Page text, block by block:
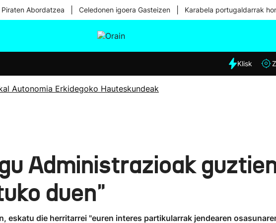
Abordatzea Celedonen igoera Gasteizen Karabela portugaldarrak
Eguraldia
Klisk
Autonomia Erkidegoko Hauteskundeak
Administrazioak
duen"
eskatu die herritarrei "euren interes partikularrak jendearen